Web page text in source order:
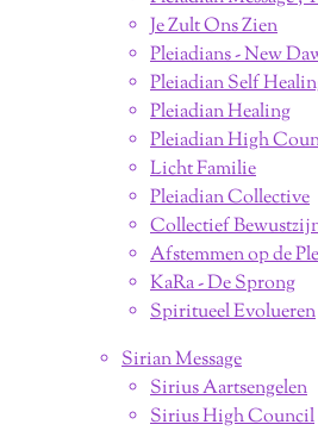
Je Zult Ons Zien
Pleiadians - New
Pleiadian Self
Pleiadian Healing
Pleiadian High
Licht Familie
Pleiadian Collective
Collectief
Afstemmen op de
KaRa - De Sprong
Spiritueel Evolueren
Sirian Message
Sirius Aartsengelen
Sirius High Council